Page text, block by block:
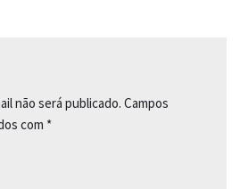
não será publicado. Campos
com *